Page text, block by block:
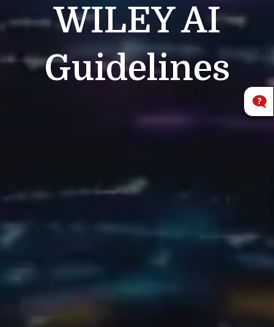
WILEYAI
Guidelines